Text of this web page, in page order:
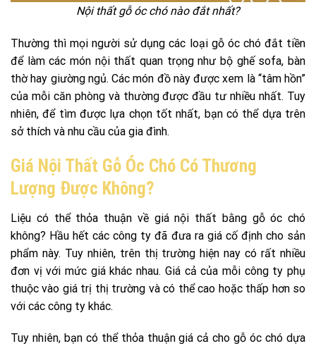
Nội thất gỗ óc chó nào đắt nhất?
Thường thì mọi người sử dụng các loại gỗ óc chó đắt tiền
để làm các món nội thất quan trọng như bộ ghế sofa, bàn
thờ hay giường ngủ. Các món đồ này được xem là “tâm hồn”
của mỗi căn phòng và thường được đầu tư nhiều nhất. Tuy
nhiên, để tìm được lựa chọn tốt nhất, bạn có thể dựa trên
sở thích và nhu cầu của gia đình.
Giá Nội Thất Gỗ Óc Chó Có Thương
Lượng Được Không?
Liệu có thể thỏa thuận về giá nội thất bằng gỗ óc chó
không? Hầu hết các công ty đã đưa ra giá cố định cho sản
phẩm này. Tuy nhiên, trên thị trường hiện nay có rất nhiều
đơn vị với mức giá khác nhau. Giá cả của mỗi công ty phụ
thuộc vào giá trị thị trường và có thể cao hoặc thấp hơn so
với các công ty khác.
Tuy nhiên, bạn có thể thỏa thuận giá cả cho gỗ óc chó dựa